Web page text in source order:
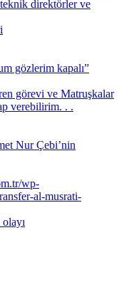
gözlerim kapalı”
verebilirim. . .
Nur Çebi’nin